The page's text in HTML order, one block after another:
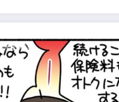
加入道